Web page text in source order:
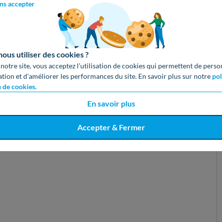
accepter
utiliser des cookies ?
site, vous acceptez l’utilisation de cookies qui permettent de
et d’améliorer les performances du site. En savoir plus sur notre
cookies.
En savoir plus
Accepter & Fermer
Adresse email (cachée)